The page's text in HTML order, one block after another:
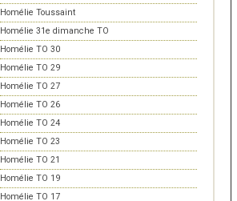
Homélie Toussaint
Homélie 31e dimanche TO
Homélie TO 30
Homélie TO 29
Homélie TO 27
Homélie TO 26
Homélie TO 24
Homélie TO 23
Homélie TO 21
Homélie TO 19
Homélie TO 17